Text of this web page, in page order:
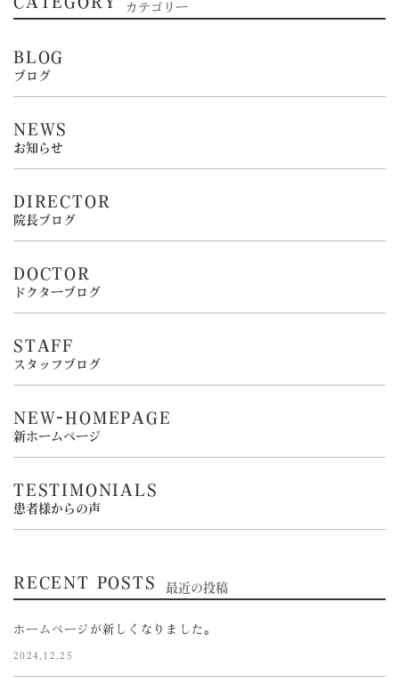
カテゴリー
BLOG
ブログ
NEWS
お知らせ
DIRECTOR
院長ブログ
DOCTOR
ドクターブログ
STAFF
スタッフブログ
NEW-HOMEPAGE
新ホームページ
TESTIMONIALS
患者様からの声
RECENT POSTS 最近の投稿
ホームページが新しくなりました。
2024.12.25